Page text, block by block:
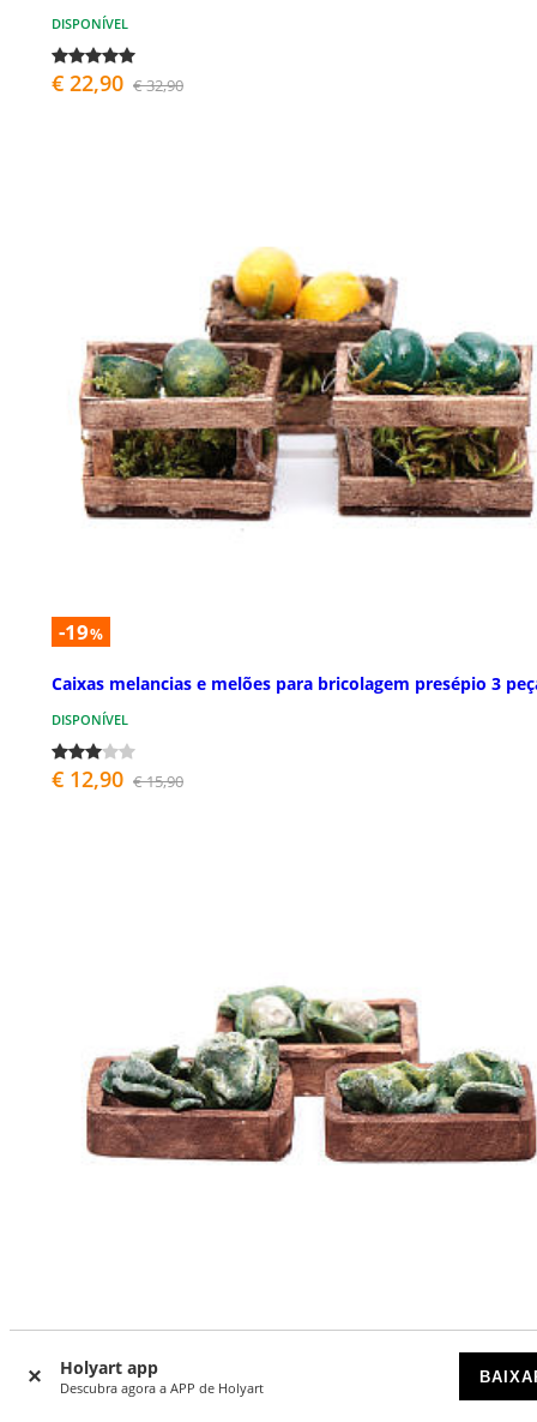
Holyart app
Descubra agora a APP de Holyart
DISPONÍVEL
€ 22,90 € 32,90
-19%
Caixas melancias e melões para bricolagem presépio 3
DISPONÍVEL
€ 12,90 € 15,90
Caixa alface para bricolagem presépio 3 peças